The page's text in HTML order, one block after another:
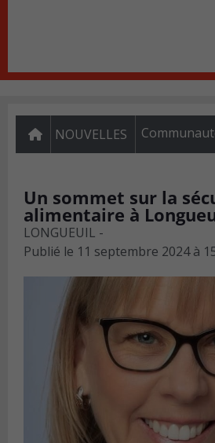
NOUVELLES
Un sommet sur la
alimentaire à
LONGUEUIL -
Publié le 11 septembre 2024 à